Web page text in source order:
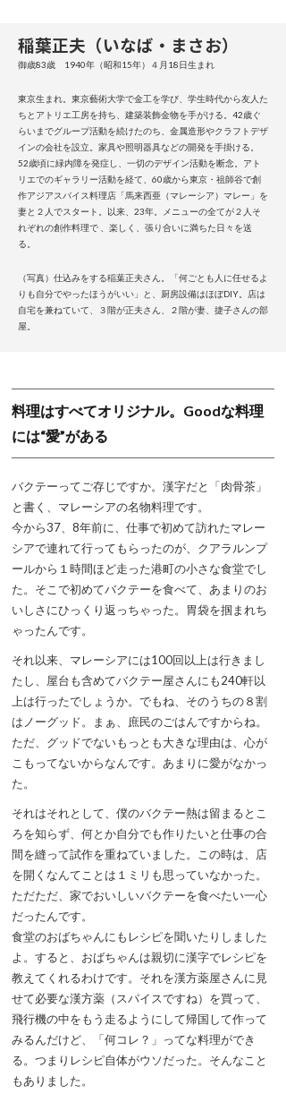
稲葉正夫（いなば・まさお）
御歳83歳 1940年（昭和15年）４月18日生まれ
東京生まれ。東京藝術大学で金工を学び、学生時代から友人た
ちとアトリエ工房を持ち、建築装飾金物を手がける。42歳ぐ
らいまでグループ活動を続けたのち、金属造形やクラフトデザ
インの会社を設立。家具や照明器具などの開発を手掛ける。
52歳頃に緑内障を発症し、一切のデザイン活動を断念。アト
リエでのギャラリー活動を経て、60歳から東京・祖師谷で創
作アジアスパイス料理店「馬来西亜（マレーシア）マレー」を
妻と２人でスタート。以来、23年。メニューの全てが２人そ
れぞれの創作料理で 、楽しく、張り合いに満ちた日々を送
る。
（写真）仕込みをする稲葉正夫さん。「何ごとも人に任せるよ
りも自分でやったほうがいい」と、厨房設備はほぼDIY。店は
自宅を兼ねていて、３階が正夫さん、２階が妻、捷子さんの部
屋。
料理はすべてオリジナル。Goodな料理
には“愛”がある
バクテーってご存じですか。漢字だと「肉骨茶」
と書く、マレーシアの名物料理です。
今から37、8年前に、仕事で初めて訪れたマレー
シアで連れて行ってもらったのが、クアラルンプ
ールから１時間ほど走った港町の小さな食堂でし
た。そこで初めてバクテーを食べて、あまりのお
いしさにひっくり返っちゃった。胃袋を掴まれち
ゃったんです。
それ以来、マレーシアには100回以上は行きまし
たし、屋台も含めてバクテー屋さんにも240軒以
上は行ったでしょうか。でもね、そのうちの８割
はノーグッド。まぁ、庶民のごはんですからね。
ただ、グッドでないもっとも大きな理由は、心が
こもってないからなんです。あまりに愛がなかっ
た。
それはそれとして、僕のバクテー熱は留まるとこ
ろを知らず、何とか自分でも作りたいと仕事の合
間を縫って試作を重ねていました。この時は、店
を開くなんてことは１ミリも思っていなかった。
ただただ、家でおいしいバクテーを食べたい一心
だったんです。
食堂のおばちゃんにもレシピを聞いたりしました
よ。すると、おばちゃんは親切に漢字でレシピを
教えてくれるわけです。それを漢方薬屋さんに見
せて必要な漢方薬（スパイスですね）を買って、
飛行機の中をもう走るようにして帰国して作って
みるんだけど、「何コレ？」ってな料理ができ
る。つまりレシピ自体がウソだった。そんなこと
もありました。